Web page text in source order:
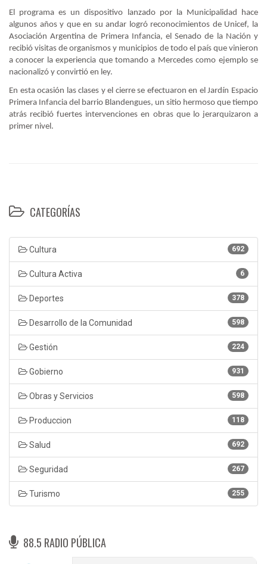
El programa es un dispositivo lanzado por la Municipalidad hace
algunos años y que en su andar logró reconocimientos de Unicef, la
Asociación Argentina de Primera Infancia, el Senado de la Nación y
recibió visitas de organismos y municipios de todo el país que vinieron
a conocer la experiencia que tomando a Mercedes como ejemplo se
nacionalizó y convirtió en ley.
En esta ocasión las clases y el cierre se efectuaron en el Jardín Espacio
Primera Infancia del barrio Blandengues, un sitio hermoso que tiempo
atrás recibió fuertes intervenciones en obras que lo jerarquizaron a
primer nivel.
CATEGORÍAS
692
Cultura
6
Cultura Activa
378
Deportes
598
Desarrollo de la Comunidad
224
Gestión
931
Gobierno
598
Obras y Servicios
118
Produccion
692
Salud
267
Seguridad
255
Turismo
88.5 RADIO PÚBLICA